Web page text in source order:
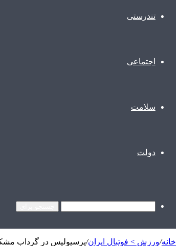
تندرستی
اجتماعی
سلامت
دولت
خانه/ورزش > فوتبال ایران/پرسپولیس در گرداب